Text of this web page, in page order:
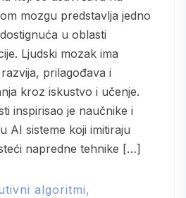
mozgu predstavlja jedno
u oblasti
Ljudski mozak ima
prilagođava i
kroz iskustvo i učenje.
inspirisao je naučnike i
AI sisteme koji imitiraju
napredne tehnike […]
algoritmi